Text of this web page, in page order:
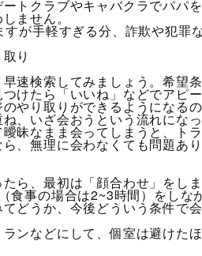
トクラブやキャバクラでパパ
ません。
が手軽すぎる分、詐欺や犯罪
り
速検索してみましょう。希望
けたら「いいね」などでアピ
やり取りができるようになる
、いざ会おうという流れにな
昧なまま会ってしまうと、ト
、無理に会わなくても問題あ
ら、最初は「顔合わせ」をしま
食事の場合は2~3時間）をしな
どうか、今後どういう条件で
ンなどにして、個室は避けたほ